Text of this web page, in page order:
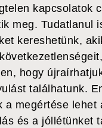
kapcsolatok
meg. Tudatlanul
kereshetünk,
hogy
találhatunk.
a megértése lehet
és a jóllétünket